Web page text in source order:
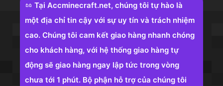
Tại Accminecraft.net, chúng tôi tự hào là
một địa chỉ tin cậy với sự uy tín và trách nhiệm
cao. Chúng tôi cam kết giao hàng nhanh chóng
cho khách hàng, với hệ thống giao hàng tự
động sẽ giao hàng ngay lập tức trong vòng
chưa tới 1 phút. Bộ phận hỗ trợ của chúng tôi